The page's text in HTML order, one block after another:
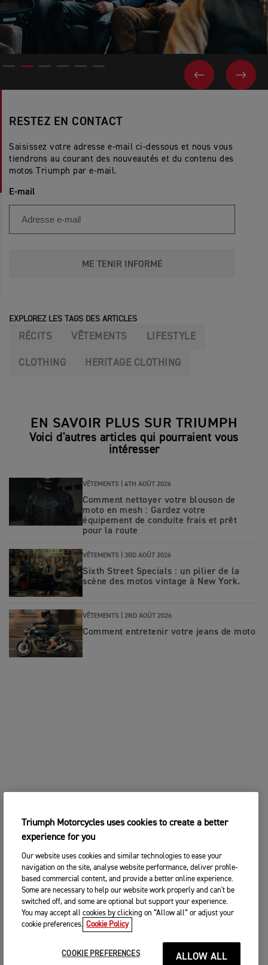
PAGE
RESTEZ EN CONTACT
Saisissez votre adresse e-mail ci-dessous et nous vous
tiendrons au courant des nouveautés et du contenu des
motos Triumph par e-mail.
E-mail
ME TENIR INFORMÉ
EXPLOREZ LES TAGS DES ARTICLES
RÉCITS VÊTEMENTS LIFESTYLE
CLOTHING HERITAGE CLOTHING
EN SAVOIR PLUS SUR TRIUMPH
Voici d'autres articles qui pourraient vous
intéresser
VÊTEMENTS | 4TH AOÛT 2026
Comment nettoyer votre blouson de
moto en mesh : Gardez votre
équipement de conduite frais et prêt
pour la route
VÊTEMENTS | 3RD AOÛT 2026
Sixth Street Specials : un pilier de la
scène des motos vintage à New York.
VÊTEMENTS | 2ND AOÛT 2026
Comment entretenir votre jeans de moto
Triumph Motorcycles uses cookies to create a better
experience for you
Our website uses cookies and similar technologies to ease your
navigation on the site, analyse website performance, deliver profile-
based commercial content, and provide a better online experience.
Some are necessary to help our website work properly and can't be
switched off, and some are optional but support your experience.
You may accept all cookies by clicking on “Allow all” or adjust your
cookie preferences. Cookie Policy
COOKIE PREFERENCES ALLOW ALL